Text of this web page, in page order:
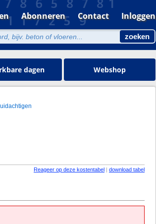
Abonneren Contact Inloggen
dagen Webshop
Reageer op deze kostentabel | download tabel